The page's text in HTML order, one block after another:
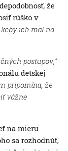
že
rúško v
keby ich mal na
postupov,“
detskej
pripomína, že
vážne
na mieru
sa rozhodnúť,